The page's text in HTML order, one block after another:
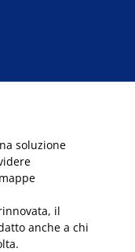
soluzione
il
anche a chi